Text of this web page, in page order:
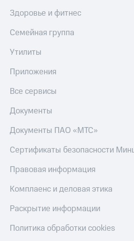
Здоровье и фитнес
Семейная группа
Утилиты
Приложения
Все сервисы
Документы
Документы ПАО «МТС»
Сертификаты безопасности
Правовая информация
Комплаенс и деловая этика
Раскрытие информации
Политика обработки cookies